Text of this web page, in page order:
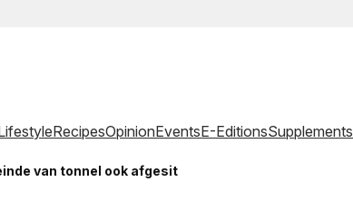
RecipesOpinionEventsE-EditionsSupplements
van tonnel ook afgesit